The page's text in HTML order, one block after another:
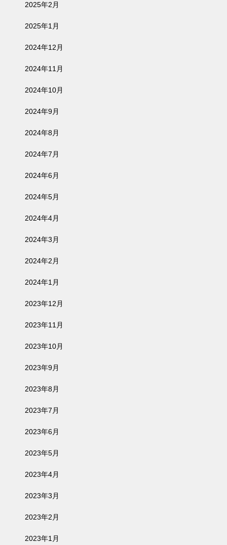
2025年2月
2025年1月
2024年12月
2024年11月
2024年10月
2024年9月
2024年8月
2024年7月
2024年6月
2024年5月
2024年4月
2024年3月
2024年2月
2024年1月
2023年12月
2023年11月
2023年10月
2023年9月
2023年8月
2023年7月
2023年6月
2023年5月
2023年4月
2023年3月
2023年2月
2023年1月